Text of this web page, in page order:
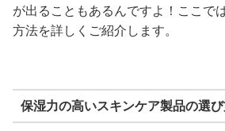
が出ることもあるんですよ！ここで
方法を詳しくご紹介します。
保湿力の高いスキンケア製品の選